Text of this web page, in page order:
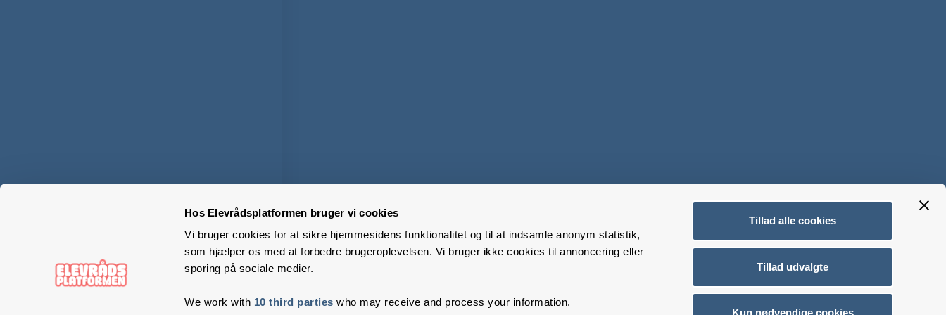
Hos Elevrådsplatformen bruger vi cookies
Vi bruger cookies for at sikre hjemmesidens funktionalitet og til at indsamle anonym statistik,
som hjælper os med at forbedre brugeroplevelsen. Vi bruger ikke cookies til annoncering eller
sporing på sociale medier.
We work with 10 third parties who may receive and process your information.
Tillad alle cookies
Tillad udvalgte
Kun nødvendige cookies